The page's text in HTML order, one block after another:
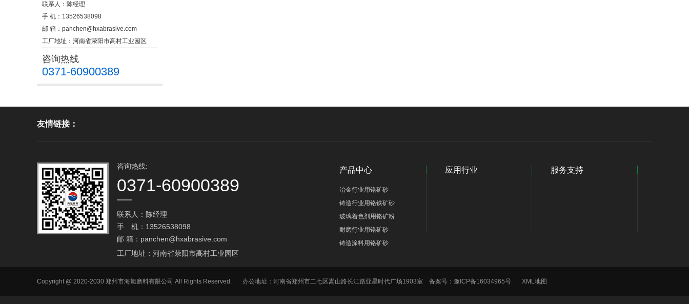
联系人：陈经理
手 机：13526538098
邮 箱： panchen@hxabrasive.com
工厂地址：河南省荥阳市高村工业园区
咨询热线
0371-60900389
友情链接：
咨询热线:
0371-60900389
联系人：陈经理
手 机：13526538098
邮 箱： panchen@hxabrasive.com
工厂地址：河南省荥阳市高村工业园区
产品中心
冶金行业用铬矿砂
铸造行业用铬铁矿砂
玻璃着色剂用铬矿粉
耐磨行业用铬矿砂
铸造涂料用铬矿砂
应用行业 服务支持
Copyright @ 2020-2030 郑州市海旭磨料有限公司 All Rights Reserved. 办公地址：河南省郑州市二七区嵩山路长江路亚星时代广场1903室 备案号： 豫ICP备16034965号 XML地图